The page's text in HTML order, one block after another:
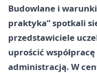
Budowlane i
praktyka” spotkali
przedstawiciele
uprościć
administracją. W